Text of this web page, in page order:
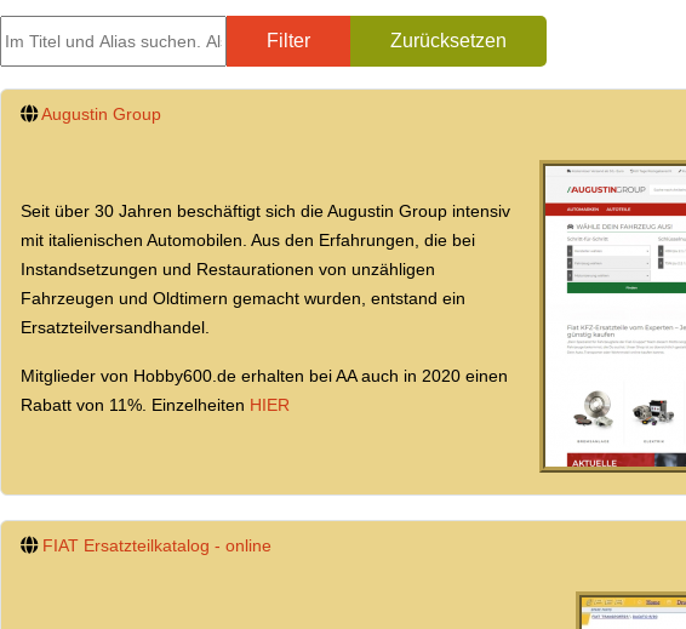
Im Titel und Alias suchen. Als Präfix „ID:“ verwenden, um nach einer Weblink-ID zu suchen.
Filter Zurücksetzen
Augustin Group
Seit über 30 Jahren beschäftigt sich die Augustin Group intensiv
mit italienischen Automobilen. Aus den Erfahrungen, die bei
Instandsetzungen und Restaurationen von unzähligen
Fahrzeugen und Oldtimern gemacht wurden, entstand ein
Ersatzteilversandhandel.
Mitglieder von Hobby600.de erhalten bei AA auch in 2020 einen
Rabatt von 11%. Einzelheiten HIER
FIAT Ersatzteilkatalog - online